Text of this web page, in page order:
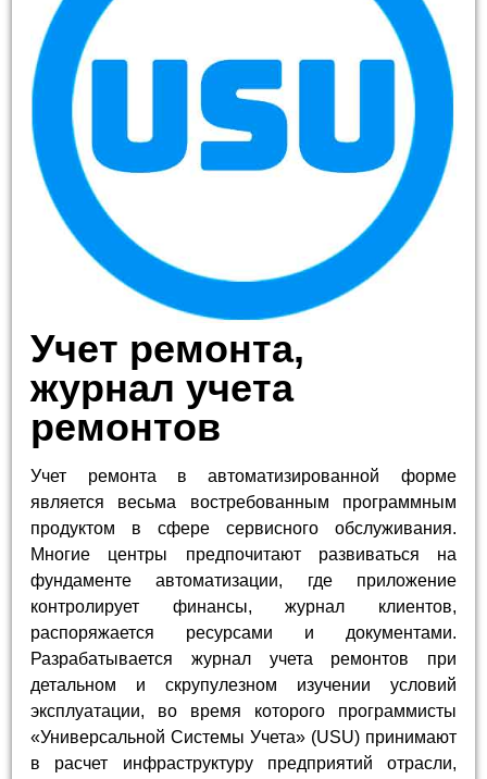
Учет ремонта,
журнал учета
ремонтов
Учет ремонта в автоматизированной форме
является весьма востребованным программным
продуктом в сфере сервисного обслуживания.
Многие центры предпочитают развиваться на
фундаменте автоматизации, где приложение
контролирует финансы, журнал клиентов,
распоряжается ресурсами и документами.
Разрабатывается журнал учета ремонтов при
детальном и скрупулезном изучении условий
эксплуатации, во время которого программисты
«Универсальной Системы Учета» (USU) принимают
в расчет инфраструктуру предприятий отрасли,